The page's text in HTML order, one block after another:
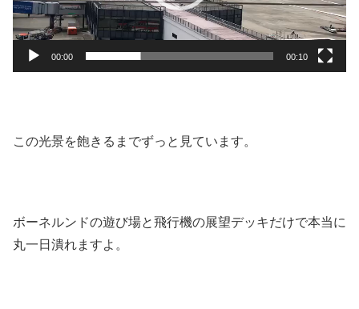
ヤ
ー
00:00 00:10
この光景を飽きるまでずっと見ています。
ボーネルンドの遊び場と飛行機の展望デッキだけで本当に
丸一日潰れますよ。